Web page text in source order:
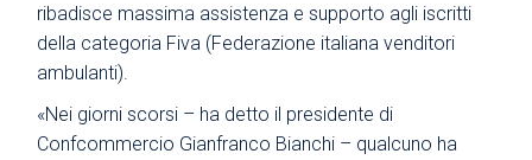
ribadisce massima assistenza e supporto agli iscritti
della categoria Fiva (Federazione italiana venditori
ambulanti).
«Nei giorni scorsi – ha detto il presidente di
Confcommercio Gianfranco Bianchi – qualcuno ha